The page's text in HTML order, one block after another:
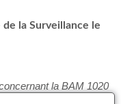
de la Surveillance le
la BAM 1020